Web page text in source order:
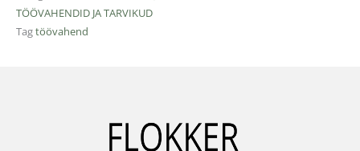
TÖÖVAHENDID JA TARVIKUD
Tagtöövahend